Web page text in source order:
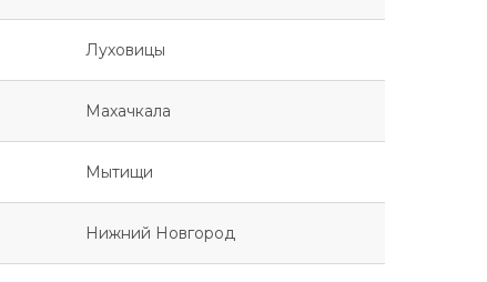
Луховицы
Махачкала
Мытищи
Нижний Новгород